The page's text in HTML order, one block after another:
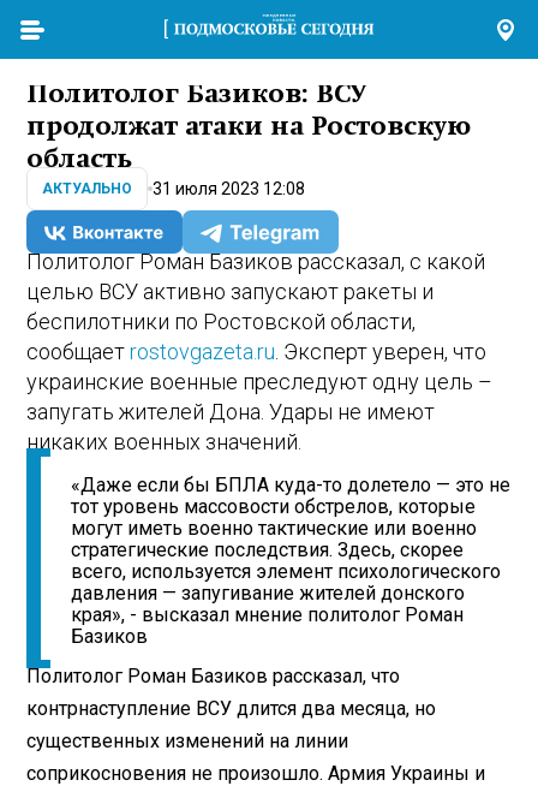
Политолог Базиков: ВСУ
продолжат атаки на Ростовскую
область
АКТУАЛЬНО 31 июля 2023 12:08
Политолог Роман Базиков рассказал, с какой
целью ВСУ активно запускают ракеты и
беспилотники по Ростовской области,
сообщаетrostovgazeta.ru . Эксперт уверен, что
украинские военные преследуют одну цель –
запугать жителей Дона. Удары не имеют
никаких военных значений.
«Даже если бы БПЛА куда-то долетело — это не
тот уровень массовости обстрелов, которые
могут иметь военно тактические или военно
стратегические последствия. Здесь, скорее
всего, используется элемент психологического
давления — запугивание жителей донского
края», - высказал мнение политолог Роман
Базиков
Политолог Роман Базиков рассказал, что
контрнаступление ВСУ длится два месяца, но
существенных изменений на линии
соприкосновения не произошло. Армия Украины и